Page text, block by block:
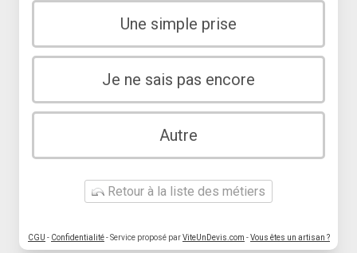
Une simple prise
Je ne sais pas encore
Autre
Retour à la liste des métiers
CGU - Confidentialité- Service proposé parViteUnDevis.com -Vous êtes un artisan ?